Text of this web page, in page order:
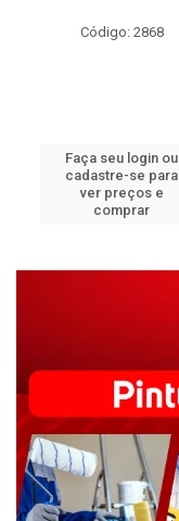
Código: 2868
Faça seu login ou
cadastre-se para
ver preços e
comprar